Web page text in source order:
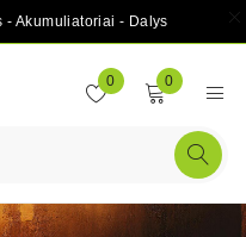
- Akumuliatoriai - Dalys
0 0